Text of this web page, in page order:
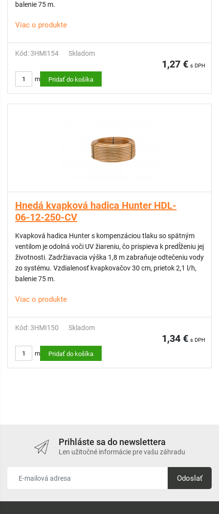
balenie 75 m.
Viac o produkte
Kód: 3HMI154 Skladom
1,27 € s DPH
m Pridať do košíka
Hnedá kvapková hadica Hunter HDL-
06-12-250-CV
Kvapková hadica Hunter s kompenzáciou tlaku so spätným
ventilom je odolná voči UV žiareniu, čo prispieva k predĺženiu jej
životnosti. Zadržiavacia výška 1,8 m zabraňuje odtečeniu vody
zo systému. Vzdialenosť kvapkovačov 30 cm, prietok 2,1 l/h,
balenie 75 m.
Viac o produkte
Kód: 3HMI150 Skladom
1,34 € s DPH
m Pridať do košíka
Prihláste sa do newslettera
Len užitočné informácie pre vašu záhradu
Odoslať